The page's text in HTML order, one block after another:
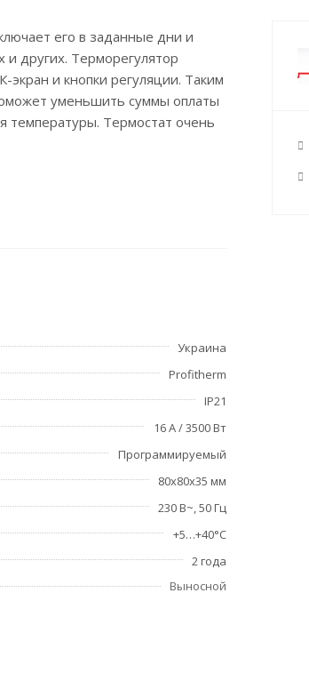
его в заданные дни и
других. Терморегулятор
и кнопки регуляции. Таким
уменьшить суммы оплаты
температуры. Термостат очень
Украина
Profitherm
IP21
16 А / 3500 Вт
Программируемый
80х80х35 мм
230 В~, 50 Гц
+5…+40°С
2 года
Выносной